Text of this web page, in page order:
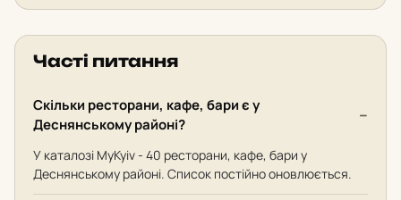
Часті питання
Скільки ресторани, кафе, бари є у
Деснянському районі?
У каталозі MyKyiv - 40 ресторани, кафе, бари у
Деснянському районі. Список постійно оновлюється.